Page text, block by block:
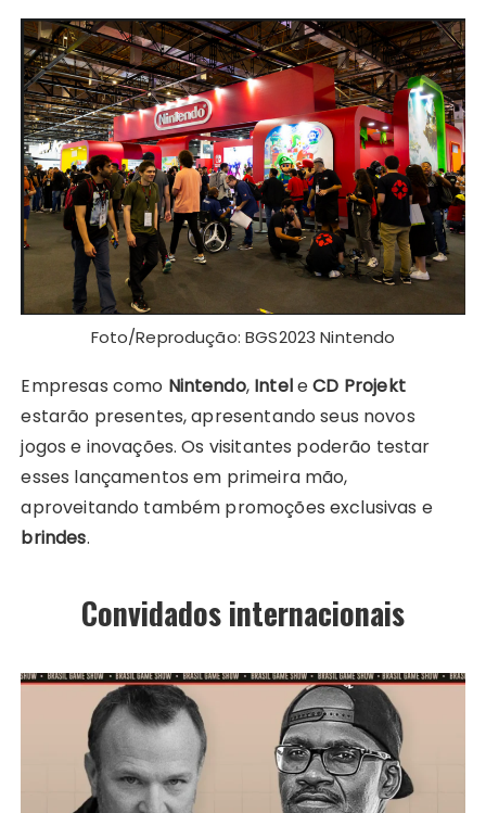
Foto/Reprodução: BGS2023 Nintendo
Empresas como Nintendo, InteleCD Projekt
estarão presentes, apresentando seus novos
jogos e inovações. Os visitantes poderão testar
esses lançamentos em primeira mão,
aproveitando também promoções exclusivas e
brindes.
Convidados internacionais